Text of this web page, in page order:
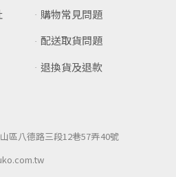
購物常見問題
配送取貨問題
退換貨及退款
區八德路三段12巷57弄40號